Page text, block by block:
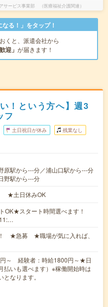
ービス事業部 （医療福祉介護関連）
る！」をタップ！
くと、派遣会社から
迎」 が届きます！
！という方へ】週3
フ
土日祝日が休み 残業なし
原駅から---分／浦山口駅から---分
野駅から---分
★土日休みOK
OK★スタート時間選べます！
★急募 ★職場が気に入れば、
～ 経験者：時給1800円～★日
払いも選べます）※稼働開始時は
なります。